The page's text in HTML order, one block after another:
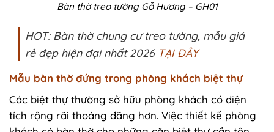
Bàn thờ treo tường Gỗ Hương – GH01
HOT: Bàn thờ chung cư treo tường, mẫu giá
rẻ đẹp hiện đại nhất 2026 TẠI ĐÂY
Mẫu bàn thờ đứng trong phòng khách biệt thự
Các biệt thự thường sở hữu phòng khách có diện
tích rộng rãi thoáng đãng hơn. Việc thiết kế phòng